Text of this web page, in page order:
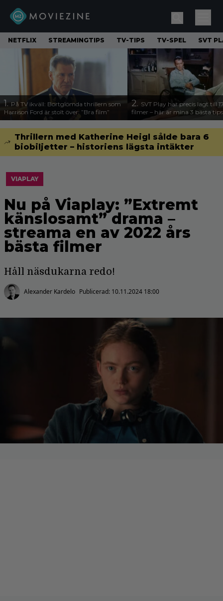
NETFLIX STREAMINGTIPS TV-TIPS TV-SPEL SVT
1. På TV ikväll: Bortglömda thrillern som
Harrison Ford är stolt över: ”Bra film”
2. SVT Play har precis lagt till
filmer – här är mina 3 bästa tips
Thrillern med Katherine Heigl sålde bara 6
biobiljetter – historiens lägsta intäkter
VIAPLAY
Nu på Viaplay: ”Extremt
känslosamt” drama –
streama en av 2022 års
bästa filmer
Håll näsdukarna redo!
Alexander Kardelo Publicerad: 10.11.2024 18:00